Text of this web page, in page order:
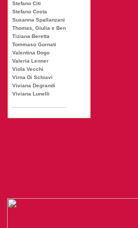
Stefano Citi
Stefano Costa
Susanna Spallanzani
Thomas, Giulia e Ben
Tiziana Beretta
Tommaso Gornati
Valentina Dogo
Valeria Lenner
Viola Vecchi
Virna Di Schiavi
Viviana Degrandi
Viviana Lunelli